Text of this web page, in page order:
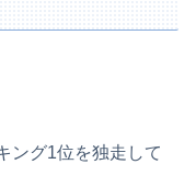
ング1位を独走して